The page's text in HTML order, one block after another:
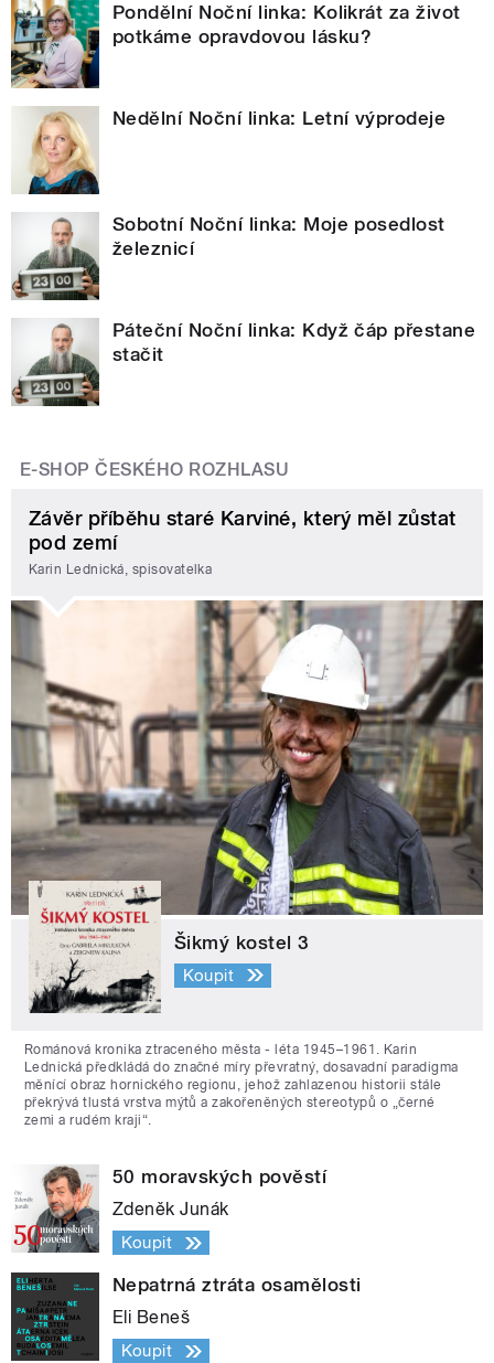
Pondělní Noční linka: Kolikrát za život
potkáme opravdovou lásku?
Nedělní Noční linka: Letní výprodeje
Sobotní Noční linka: Moje posedlost
železnicí
Páteční Noční linka: Když čáp přestane
stačit
E-SHOP ČESKÉHO ROZHLASU
Závěr příběhu staré Karviné, který měl zůstat
pod zemí
Karin Lednická, spisovatelka
Šikmý kostel 3
Koupit
Románová kronika ztraceného města - léta 1945–1961. Karin
Lednická předkládá do značné míry převratný, dosavadní paradigma
měnící obraz hornického regionu, jehož zahlazenou historii stále
překrývá tlustá vrstva mýtů a zakořeněných stereotypů o „černé
zemi a rudém kraji“.
50 moravských pověstí
Zdeněk Junák
Koupit
Nepatrná ztráta osamělosti
Eli Beneš
Koupit